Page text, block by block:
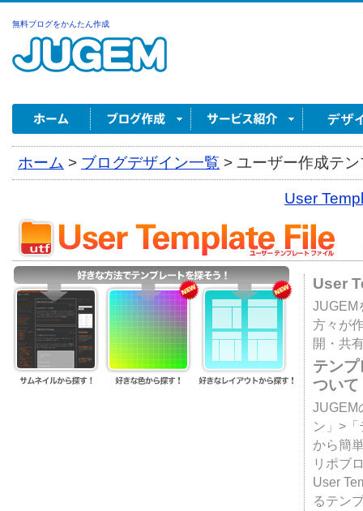
無料ブログをかんたん作成
ホーム > ブログデザイン一覧 > ユーザー作成テ
User
User
JUGEM
方々が
開・共
テン
ついて
JUGEM
ン」>
から簡
リポブ
User
るテン